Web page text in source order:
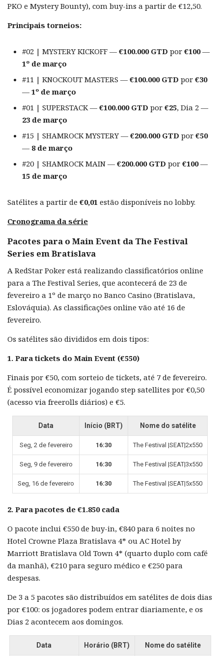
PKO e Mystery Bounty), com buy-ins a partir de €12,50.
Principais torneios:
#02 | MYSTERY KICKOFF — €100.000 GTD por €100—
1º de março
#11 | KNOCKOUT MASTERS — €100.000 GTD por €30
— 1º de março
#01 | SUPERSTACK — €100.000 GTD por €25, Dia 2 —
23 de março
#15 | SHAMROCK MYSTERY — €200.000 GTD por €50
— 8 de março
#20 | SHAMROCK MAIN — €200.000 GTD por €100—
15 de março
Satélites a partir de €0,01 estão disponíveis no lobby.
Cronograma da série
Pacotes para o Main Event da The Festival
Series em Bratislava
A RedStar Poker está realizando classificatórios online
para a The Festival Series, que acontecerá de 23 de
fevereiro a 1º de março no Banco Casino (Bratislava,
Eslováquia). As classificações online vão até 16 de
fevereiro.
Os satélites são divididos em dois tipos:
1. Para tickets do Main Event (€550)
Finais por €50, com sorteio de tickets, até 7 de fevereiro.
É possível economizar jogando step satellites por €0,50
(acesso via freerolls diários) e €5.
Data Início (BRT) Nome do satélite
Seg, 2 de fevereiro 16:30 The Festival |SEAT|2x550
Seg, 9 de fevereiro 16:30 The Festival |SEAT|3x550
Seg, 16 de fevereiro 16:30 The Festival |SEAT|5x550
2. Para pacotes de €1.850 cada
O pacote inclui €550 de buy-in, €840 para 6 noites no
Hotel Crowne Plaza Bratislava 4* ou AC Hotel by
Marriott Bratislava Old Town 4* (quarto duplo com café
da manhã), €210 para seguro médico e €250 para
despesas.
De 3 a 5 pacotes são distribuídos em satélites de dois dias
por €100: os jogadores podem entrar diariamente, e os
Dias 2 acontecem aos domingos.
Data Horário (BRT) Nome do satélite